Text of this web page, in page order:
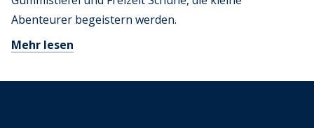
Abenteurer begeistern werden.
Mehr lesen